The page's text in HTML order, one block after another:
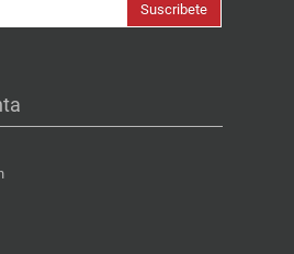
Suscribete